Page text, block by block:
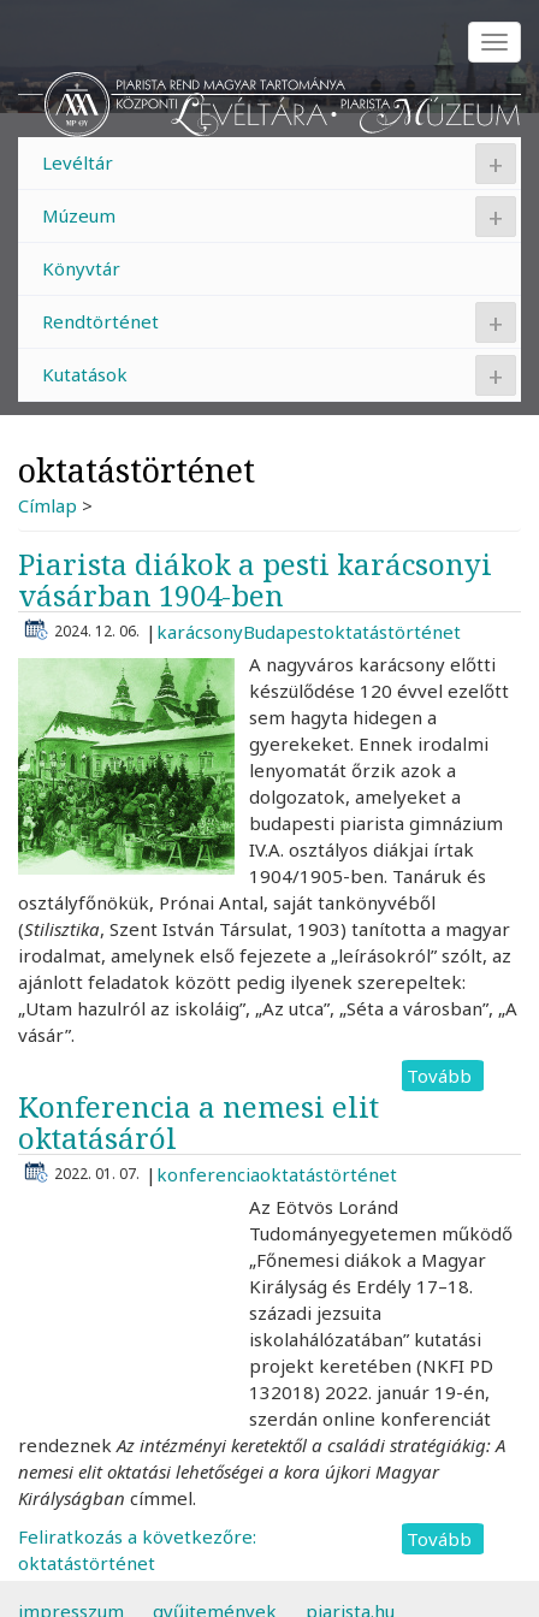
tartalomra
+
Levéltár
+
Múzeum
Könyvtár
+
Rendtörténet
+
Kutatások
oktatástörténet
Címlap >
Piarista diákok a pesti karácsonyi
vásárban 1904-ben
2024. 12. 06. karácsonyBudapestoktatástörténet
A nagyváros karácsony előtti
készülődése 120 évvel ezelőtt
sem hagyta hidegen a
gyerekeket. Ennek irodalmi
lenyomatát őrzik azok a
dolgozatok, amelyeket a
budapesti piarista gimnázium
IV.A. osztályos diákjai írtak
1904/1905-ben. Tanáruk és
osztályfőnökük, Prónai Antal, saját tankönyvéből
(Stilisztika, Szent István Társulat, 1903) tanította a magyar
irodalmat, amelynek első fejezete a „leírásokról” szólt, az
ajánlott feladatok között pedig ilyenek szerepeltek:
„Utam hazulról az iskoláig”, „Az utca”, „Séta a városban”, „A
vásár”.
Tovább
pesti
1904-
ben
Konferencia a nemesi elit
oktatásáról
2022. 01. 07. konferenciaoktatástörténet
Az Eötvös Loránd
Tudományegyetemen működő
„Főnemesi diákok a Magyar
Királyság és Erdély 17–18.
századi jezsuita
iskolahálózatában” kutatási
projekt keretében (NKFI PD
132018) 2022. január 19-én,
szerdán online konferenciát
rendeznekAz intézményi keretektől a családi stratégiákig: A
nemesi elit oktatási lehetőségei a kora újkori Magyar
Királyságban címmel.
Tovább
Feliratkozás a következőre:
oktatástörténet
impresszum
gyűjtemények piarista.hu